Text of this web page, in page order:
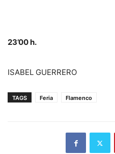
23’00 h.
ISABEL GUERRERO
TAGS Feria Flamenco